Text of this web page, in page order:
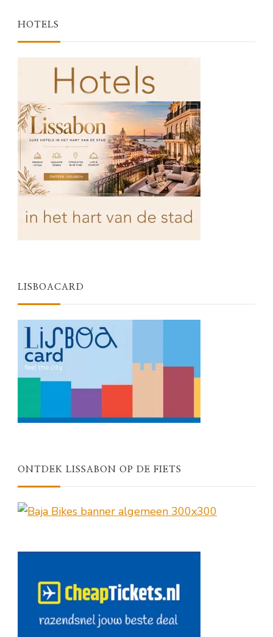
HOTELS
LISBOACARD
ONTDEK LISSABON OP DE FIETS